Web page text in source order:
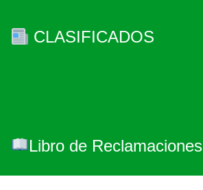
CLASIFICADOS
Libro de Reclamaciones